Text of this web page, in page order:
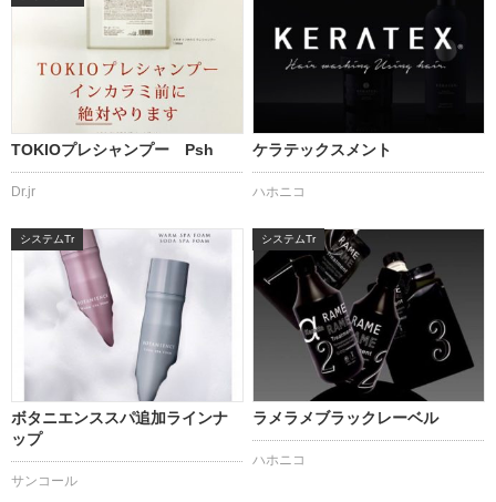
TOKIOプレシャンプー Psh
Dr.jr
ケラテックスメント
ハホニコ
システムTr
ボタニエンススパ追加ラインナ
ップ
サンコール
システムTr
ラメラメブラックレーベル
ハホニコ